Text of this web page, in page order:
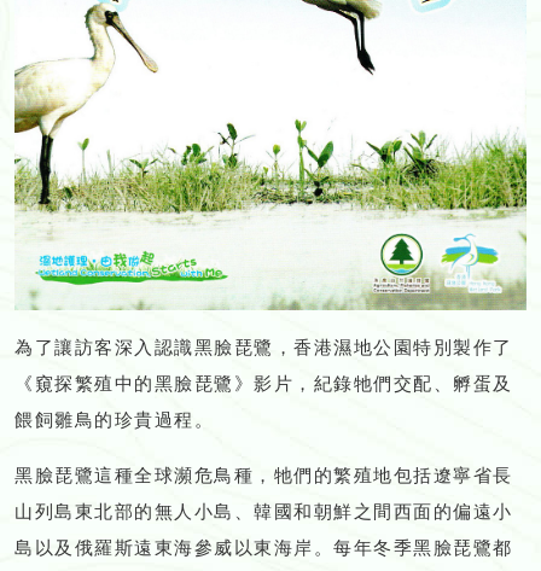
為了讓訪客深入認識黑臉琵鷺，香港濕地公園特別製作了
《窺探繁殖中的黑臉琵鷺》影片，紀錄牠們交配、孵蛋及
餵飼雛鳥的珍貴過程。
黑臉琵鷺這種全球瀕危鳥種，牠們的繁殖地包括遼寧省長
山列島東北部的無人小島、韓國和朝鮮之間西面的偏遠小
島以及俄羅斯遠東海參威以東海岸。每年冬季黑臉琵鷺都